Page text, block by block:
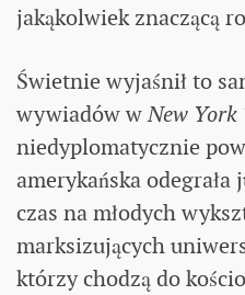
jakąkolwiek znaczącą
Świetnie wyjaśnił to
wywiadów wNew York
niedyplomatycznie
amerykańska odegrała
czas na młodych
marksizujących
którzy chodzą do